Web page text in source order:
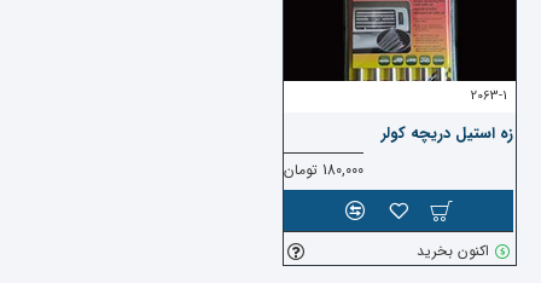
2063-1
زه استیل دریچه کولر
180,000 تومان
اکنون بخرید